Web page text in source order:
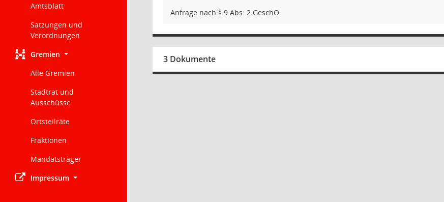
Amtsblatt
Satzungen und
Verordnungen
Gremien
Alle Gremien
Stadtrat und
Ausschüsse
Ortsteilräte
Fraktionen
Mandatsträger
Impressum
Anfrage nach § 9 Abs. 2 GeschO
3 Dokumente